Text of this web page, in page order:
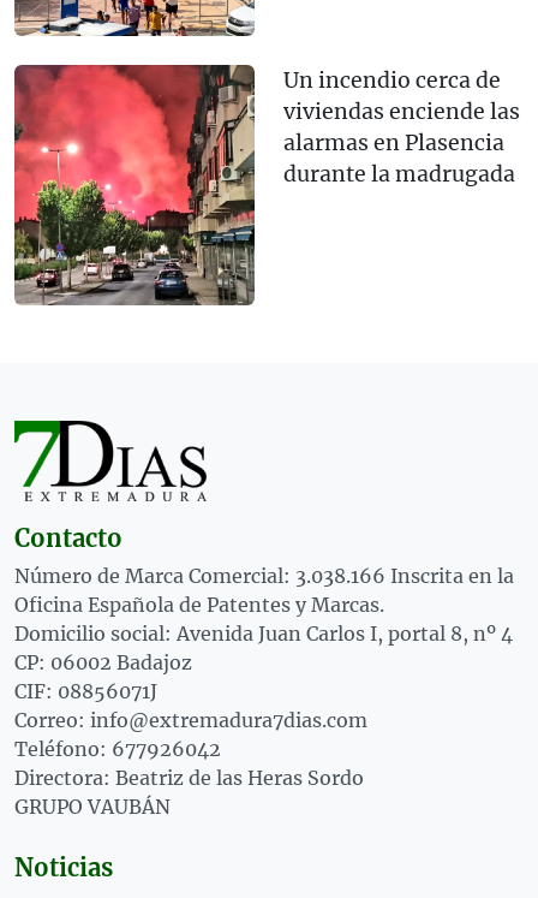
Un incendio cerca de
viviendas enciende las
alarmas en Plasencia
durante la madrugada
Contacto
Número de Marca Comercial: 3.038.166 Inscrita en la
Oficina Española de Patentes y Marcas.
Domicilio social: Avenida Juan Carlos I, portal 8, nº 4
CP: 06002 Badajoz
CIF: 08856071J
Correo: info@extremadura7dias.com
Teléfono: 677926042
Directora: Beatriz de las Heras Sordo
GRUPO VAUBÁN
Noticias